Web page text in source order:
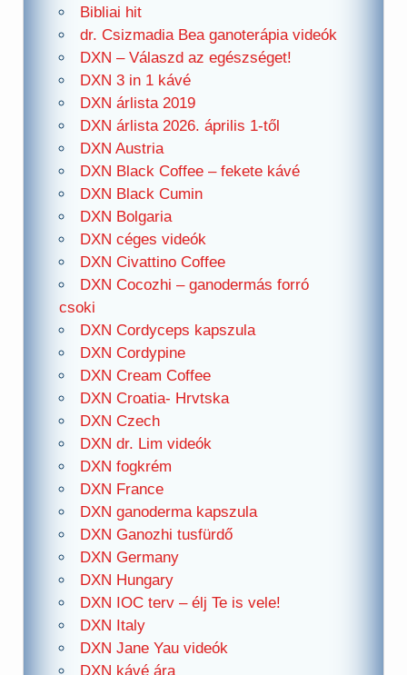
Bibliai hit
dr. Csizmadia Bea ganoterápia videók
DXN – Válaszd az egészséget!
DXN 3 in 1 kávé
DXN árlista 2019
DXN árlista 2026. április 1-től
DXN Austria
DXN Black Coffee – fekete kávé
DXN Black Cumin
DXN Bolgaria
DXN céges videók
DXN Civattino Coffee
DXN Cocozhi – ganodermás forró
csoki
DXN Cordyceps kapszula
DXN Cordypine
DXN Cream Coffee
DXN Croatia- Hrvtska
DXN Czech
DXN dr. Lim videók
DXN fogkrém
DXN France
DXN ganoderma kapszula
DXN Ganozhi tusfürdő
DXN Germany
DXN Hungary
DXN IOC terv – élj Te is vele!
DXN Italy
DXN Jane Yau videók
DXN kávé ára